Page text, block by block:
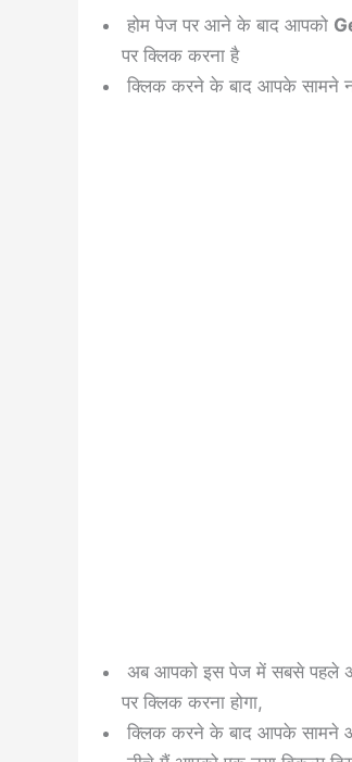
होम पेज पर आने के बाद आपको
पर क्लिक करना है
क्लिक करने के बाद आपके सामने
अब आपको इस पेज में सबसे पहले
पर क्लिक करना होगा,
क्लिक करने के बाद आपके सामने